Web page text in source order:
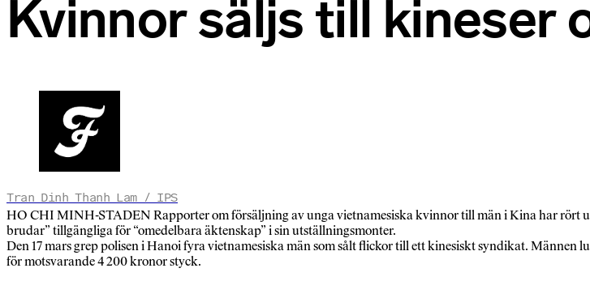
Kvinnor säljs till kineser
Tran Dinh Thanh Lam / IPS
HO CHI MINH-STADEN Rapporter om försäljning av unga vietnamesiska kvinnor till män i Kina har rört
brudar” tillgängliga för “omedelbara äktenskap” i sin utställningsmonter.
Den 17 mars grep polisen i Hanoi fyra vietnamesiska män som sålt flickor till ett kinesiskt syndikat.
för motsvarande 4 200 kronor styck.